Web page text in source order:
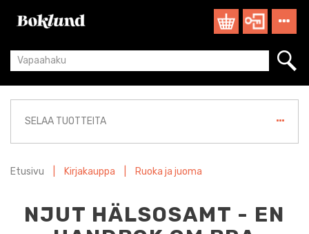
SELAA TUOTTEITA
Etusivu Kirjakauppa Ruoka ja juoma
NJUT HÄLSOSAMT - EN